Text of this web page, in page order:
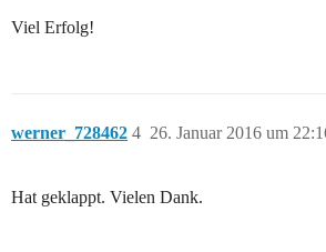
Viel Erfolg!
werner_728462 26. Januar 2016 um
4
Hat geklappt. Vielen Dank.